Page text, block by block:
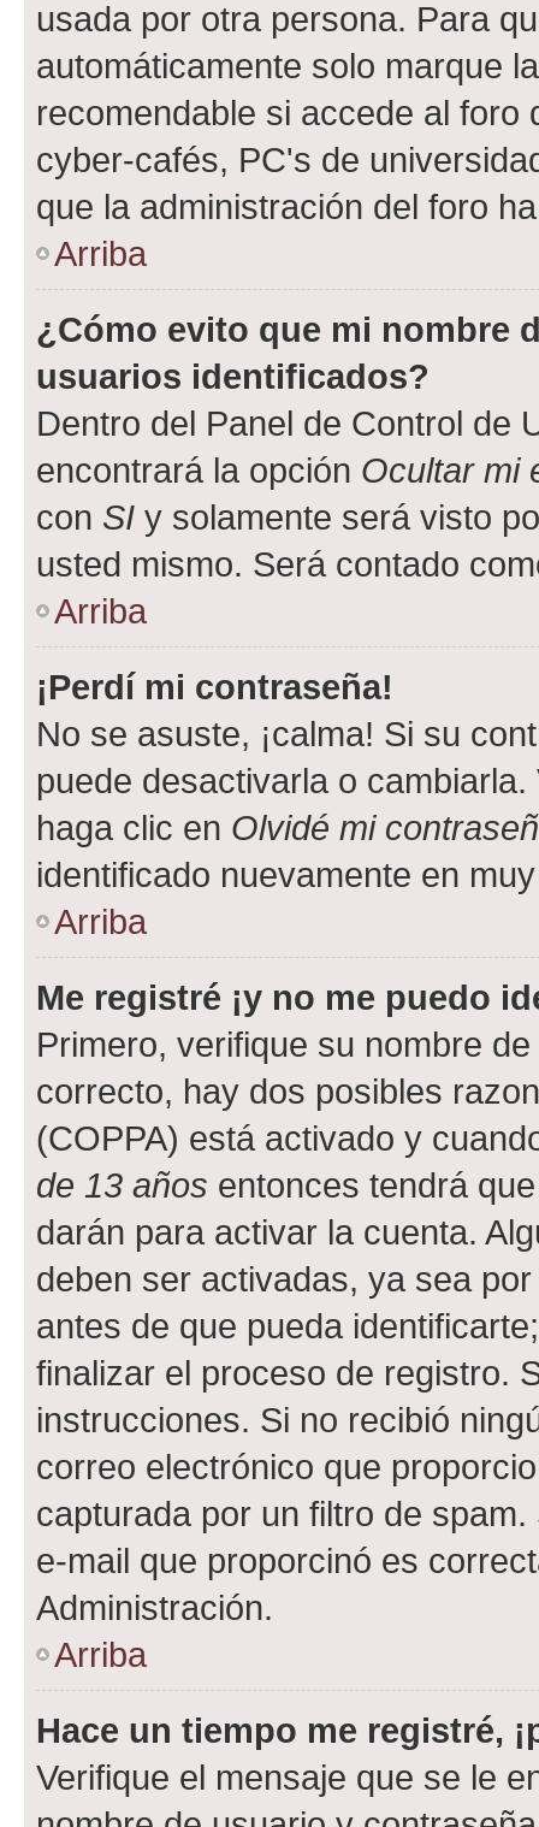
usada por otra persona. Para
automáticamente solo marque
recomendable si accede al foro
cyber-cafés, PC's de
que la administración del foro
Arriba
¿Cómo evito que mi nombre
usuarios identificados?
Dentro del Panel de Control de
encontrará la opción Ocultar mi
con SI y solamente será visto
usted mismo. Será contado
Arriba
¡Perdí mi contraseña!
No se asuste, ¡calma! Si su
puede desactivarla o
haga clic en Olvidé mi
identificado nuevamente en
Arriba
Me registré ¡y no me puedo
Primero, verifique su nombre
correcto, hay dos posibles
(COPPA) está activado y
de 13 años entonces tendrá
darán para activar la cuenta.
deben ser activadas, ya sea
antes de que pueda
finalizar el proceso de registro.
instrucciones. Si no recibió
correo electrónico que
capturada por un filtro de
e-mail que proporcinó es
Administración.
Arriba
Hace un tiempo me registré,
Verifique el mensaje que se le